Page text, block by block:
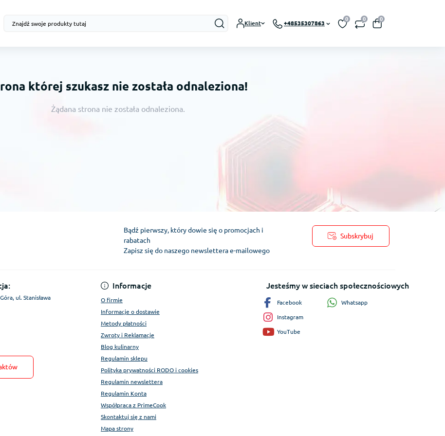
Klient +48535307863
0 0 0
której szukasz nie została odnaleziona!
Żądana strona nie została odnaleziona.
Bądź pierwszy, który dowie się o promocjach i
rabatach
Zapisz się do naszego newslettera e-mailowego
Subskrybuj
Regulamin Konta
ul. Stanisława
Informacje
O firmie
Informacje o dostawie
Metody płatności
Zwroty i Reklamacje
Blog kulinarny
Regulamin sklepu
Polityka prywatności RODO i cookies
Regulamin newslettera
Regulamin Konta
Współpraca z PrimeCook
Skontaktuj się z nami
Mapa strony
Jesteśmy w sieciach społecznościowych
Facebook
Instagram
YouTube
Whatsapp